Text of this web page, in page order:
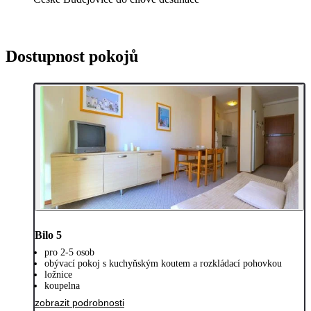
Dostupnost pokojů
Bilo 5
pro 2-5 osob
obývací pokoj s kuchyňským koutem a rozkládací pohovkou
ložnice
koupelna
zobrazit podrobnosti